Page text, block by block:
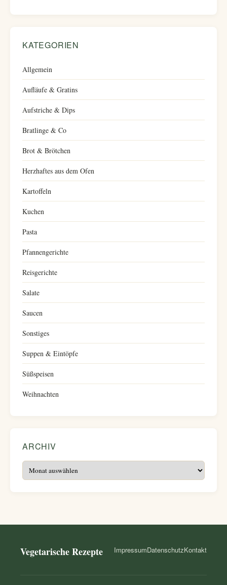
KATEGORIEN
Allgemein
Aufläufe & Gratins
Aufstriche & Dips
Bratlinge & Co
Brot & Brötchen
Herzhaftes aus dem Ofen
Kartoffeln
Kuchen
Pasta
Pfannengerichte
Reisgerichte
Salate
Saucen
Sonstiges
Suppen & Eintöpfe
Süßspeisen
Weihnachten
ARCHIV
Archiv
Vegetarische Rezepte ImpressumDatenschutzKontakt